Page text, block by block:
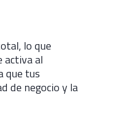
lo que
activa al
que tus
de negocio y la